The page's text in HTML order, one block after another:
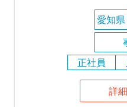
愛知県
正社員
詳